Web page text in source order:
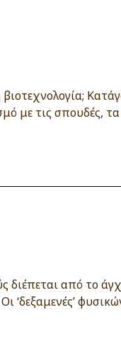
με τις σπουδές, τα
από το
‘δεξαμενές’